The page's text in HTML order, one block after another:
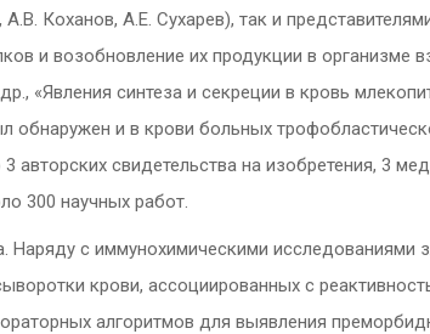
Коханов, А.Е. Сухарев), так и
и возобновление их продукции в организме
«Явления синтеза и секреции в кровь
и в крови больных
свидетельства на изобретения, 3
300 научных работ.
с иммунохимическими исследованиями
крови, ассоциированных с
алгоритмов для выявления